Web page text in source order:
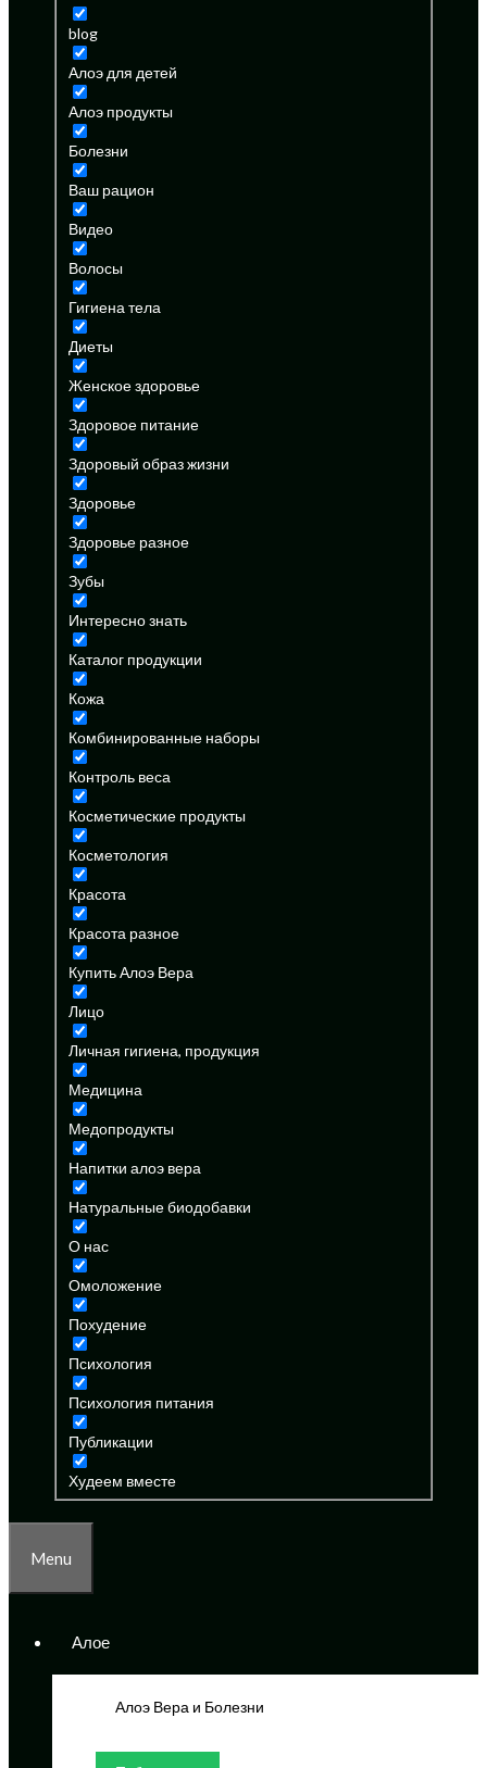
blog
Алоэ для детей
Алоэ продукты
Болезни
Ваш рацион
Видео
Волосы
Гигиена тела
Диеты
Женское здоровье
Здоровое питание
Здоровый образ жизни
Здоровье
Здоровье разное
Зубы
Интересно знать
Каталог продукции
Кожа
Комбинированные наборы
Контроль веса
Косметические продукты
Косметология
Красота
Красота разное
Купить Алоэ Вера
Лицо
Личная гигиена, продукция
Медицина
Медопродукты
Напитки алоэ вера
Натуральные биодобавки
О нас
Омоложение
Похудение
Психология
Психология питания
Публикации
Худеем вместе
Menu
Алое
Алоэ Вера и Болезни